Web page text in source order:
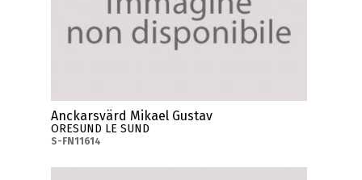
Anckarsvärd Mikael Gustav
ORESUND LE SUND
S-FN11614